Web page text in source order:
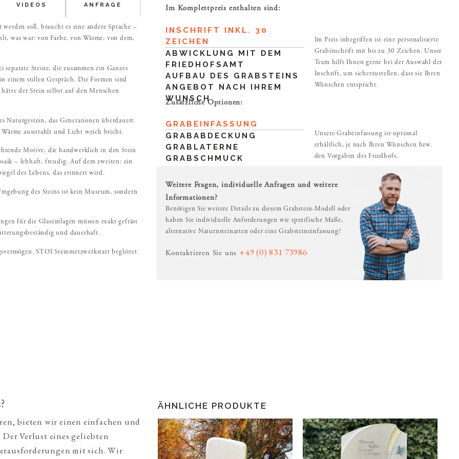
VIDEOS ANFRAGE
soll, braucht es eine andere Sprache –
was war: von Farbe, von Wärme, von dem,
Steine, die zusammen ein Ganzes
einem stillen Gespräch. Die Formen sind
der Stein selbst auf den Menschen
Naturgestein, das Generationen überdauert.
ausstrahlt und Licht weich bricht.
Motive, die handwerklich in den Stein
– lebhaft, freudig. Auf dem zweiten: ein
des Lebens, das erinnert wird.
des Steins ist kein Museum, sondern
für die Glaseinlagen müssen exakt gefräst
und dauerhaft.
STOI Steinmetzwerkstatt begleitet
Im Komplettpreis enthalten sind:
INSCHRIFT INKL. 30
ZEICHEN
ABWICKLUNG MIT DEM
FRIEDHOFSAMT
AUFBAU DES GRABSTEINS
ANGEBOT NACH IHREM
WUNSCH
Im Preis inbegriffen ist eine personalisierte
Grabinschrift mit bis zu 30 Zeichen. Unser
Team hilft Ihnen gerne bei der Auswahl der
Inschrift, um sicherzustellen, dass sie Ihren
Wünschen entspricht.
Zusätzliche Optionen:
GRABEINFASSUNG
GRABABDECKUNG
GRABLATERNE
GRABSCHMUCK
Unsere Grabeinfassung ist optional
erhältlich, je nach Ihren Wünschen bzw.
den Vorgaben des Friedhofs.
Weitere Fragen, individuelle Anfragen und weitere
Informationen?
Benötigen Sie weitere Details zu diesem Grabstein-Modell oder
haben Sie individuelle Anforderungen wie spezifische Maße,
alternative Naturnsteinarten oder eine Grabsteineinfassung?
Kontaktieren Sie uns +49 (0) 831 73986
bieten wir einen einfachen und
Verlust eines geliebten
mit sich. Wir
ÄHNLICHE PRODUKTE